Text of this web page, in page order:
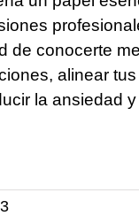
de conocerte
alinear
la ansiedad